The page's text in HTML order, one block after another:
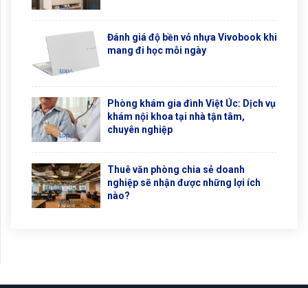
Đánh giá độ bền vỏ nhựa Vivobook khi
mang đi học mỗi ngày
Phòng khám gia đình Việt Úc: Dịch vụ
khám nội khoa tại nhà tận tâm,
chuyên nghiệp
Thuê văn phòng chia sẻ doanh
nghiệp sẽ nhận được những lợi ích
nào?